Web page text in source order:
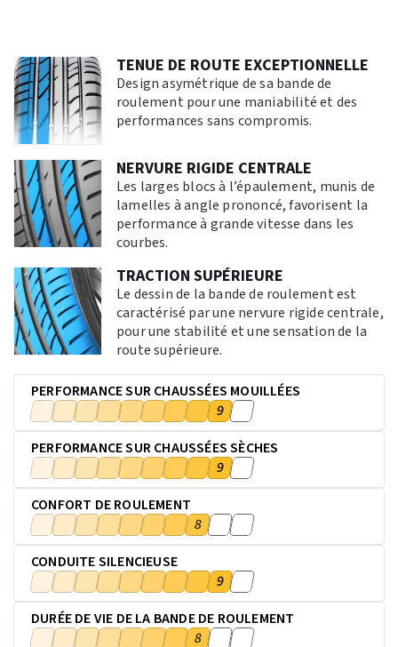
TENUE DE ROUTE EXCEPTIONNELLE
Design asymétrique de sa bande de
roulement pour une maniabilité et des
performances sans compromis.
NERVURE RIGIDE CENTRALE
Les larges blocs à l’épaulement, munis de
lamelles à angle prononcé, favorisent la
performance à grande vitesse dans les
courbes.
TRACTION SUPÉRIEURE
Le dessin de la bande de roulement est
caractérisé par une nervure rigide centrale,
pour une stabilité et une sensation de la
route supérieure.
PERFORMANCE SUR CHAUSSÉES MOUILLÉES
9
PERFORMANCE SUR CHAUSSÉES SÈCHES
9
CONFORT DE ROULEMENT
8
CONDUITE SILENCIEUSE
9
DURÉE DE VIE DE LA BANDE DE ROULEMENT
8